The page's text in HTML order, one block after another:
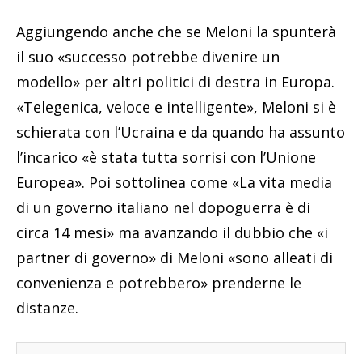
Aggiungendo anche che se Meloni la spunterà
il suo «successo potrebbe divenire un
modello» per altri politici di destra in Europa.
«Telegenica, veloce e intelligente», Meloni si è
schierata con l’Ucraina e da quando ha assunto
l’incarico «è stata tutta sorrisi con l’Unione
Europea». Poi sottolinea come «La vita media
di un governo italiano nel dopoguerra è di
circa 14 mesi» ma avanzando il dubbio che «i
partner di governo» di Meloni «sono alleati di
convenienza e potrebbero» prenderne le
distanze.